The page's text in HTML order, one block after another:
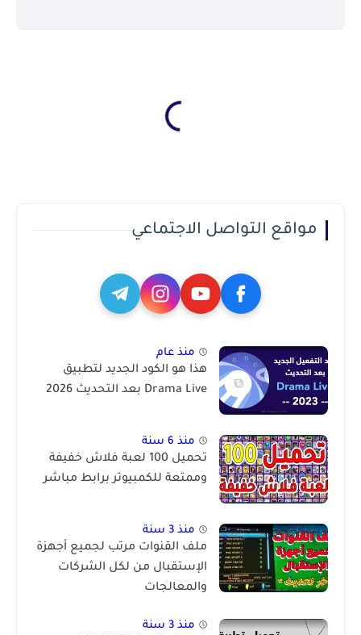
مواقع التواصل الاجتماعي
منذ عام
هذا هو الكود الجديد لتطبيق
Drama Live بعد التحديث 2026
منذ 6 سنة
تحميل 100 لعبة فلاش خفيفة
وممتعة للكمبيوتر برابط مباشر
منذ 3 سنة
ملف القنوات مرتب لجميع أجهزة
الإستقبال من لكل الشركات
والمعالجات
منذ 3 سنة